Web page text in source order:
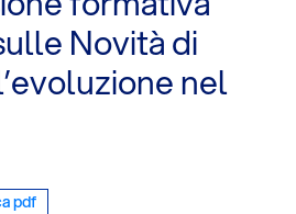
Novità di
nel
pdf